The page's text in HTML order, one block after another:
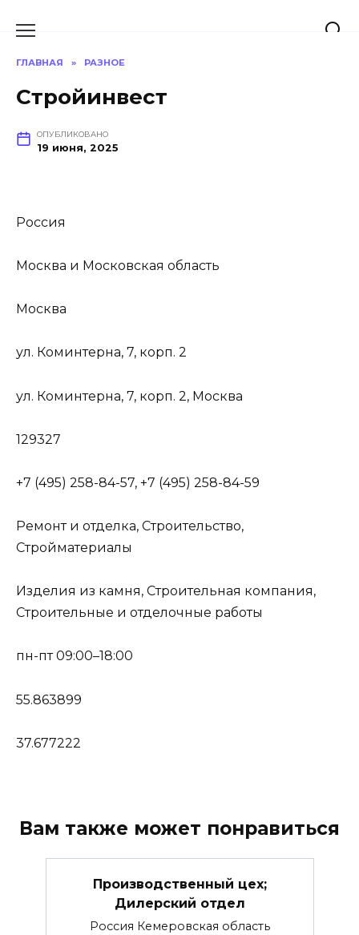
ГЛАВНАЯ » РАЗНОЕ
Стройинвест
ОПУБЛИКОВАНО
19 июня, 2025
Россия
Москва и Московская область
Москва
ул. Коминтерна, 7, корп. 2
ул. Коминтерна, 7, корп. 2, Москва
129327
+7 (495) 258-84-57, +7 (495) 258-84-59
Ремонт и отделка, Строительство,
Стройматериалы
Изделия из камня, Строительная компания,
Строительные и отделочные работы
пн-пт 09:00–18:00
55.863899
37.677222
Вам также может понравиться
Производственный цех;
Дилерский отдел
Россия Кемеровская область